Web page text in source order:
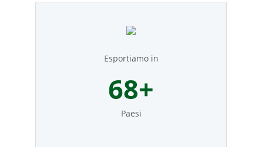
Esportiamo in
76+
Paesi